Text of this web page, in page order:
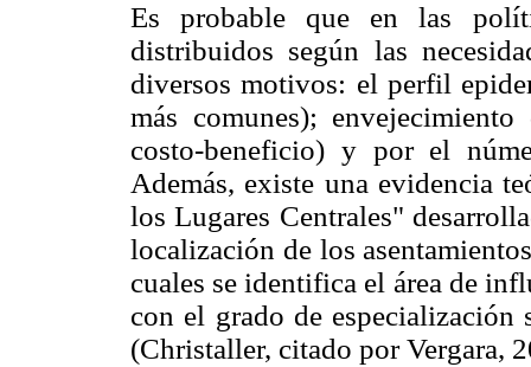
Es probable que en las
distribuidos según las
diversos motivos: el perfil
más comunes);
costo-beneficio) y por el
Además, existe una evidencia
los Lugares Centrales"
localización de los
cuales se identifica el área de
con el grado de especialización
(Christaller, citado por Vergara,